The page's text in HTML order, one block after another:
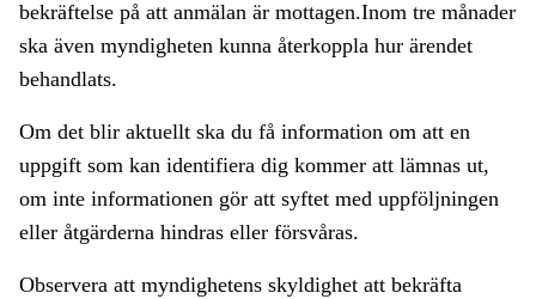
bekräftelse på att anmälan är mottagen.Inom tre månader
ska även myndigheten kunna återkoppla hur ärendet
behandlats.
Om det blir aktuellt ska du få information om att en
uppgift som kan identifiera dig kommer att lämnas ut,
om inte informationen gör att syftet med uppföljningen
eller åtgärderna hindras eller försvåras.
Observera att myndighetens skyldighet att bekräfta